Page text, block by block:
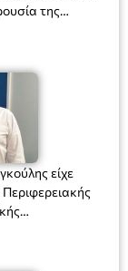
της
είχε
κ. Ιωάννη